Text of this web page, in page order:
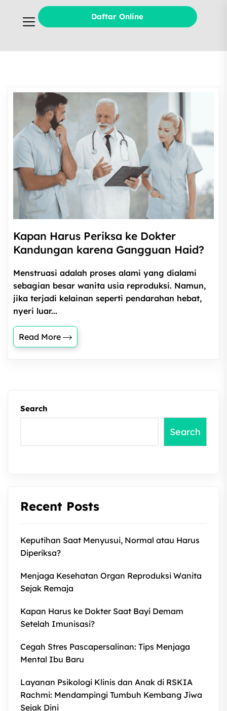
Daftar Online
Kapan Harus Periksa ke Dokter
Kandungan karena Gangguan Haid?
Menstruasi adalah proses alami yang dialami
sebagian besar wanita usia reproduksi. Namun,
jika terjadi kelainan seperti pendarahan hebat,
nyeri luar...
Read More
Search
Search
Recent Posts
Keputihan Saat Menyusui, Normal atau Harus
Diperiksa?
Menjaga Kesehatan Organ Reproduksi Wanita
Sejak Remaja
Kapan Harus ke Dokter Saat Bayi Demam
Setelah Imunisasi?
Cegah Stres Pascapersalinan: Tips Menjaga
Mental Ibu Baru
Layanan Psikologi Klinis dan Anak di RSKIA
Rachmi: Mendampingi Tumbuh Kembang Jiwa
Sejak Dini